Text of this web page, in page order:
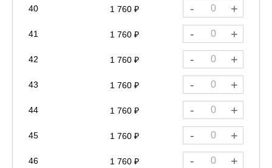
40 1 760 ₽ - +
41 1 760 ₽ - +
42 1 760 ₽ - +
43 1 760 ₽ - +
44 1 760 ₽ - +
45 1 760 ₽ - +
46 1 760 ₽ - +